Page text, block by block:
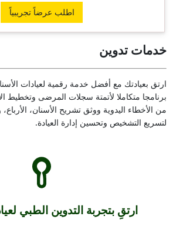
اطلب عرضاً تجريبياً
خدمات تدوين
ارتق بعيادتك مع أفضل خدمة رقمية لعيادات
برنامجا متكاملا لأتمتة سجلات المرضى وتخطيط
من الأخطاء اليدوية ووثق تشريح الأسنان، الأرباع،
لتسريع التشخيص وتحسين إدارة العيادة.
ارتقِ بتجربة التدوين الطبي